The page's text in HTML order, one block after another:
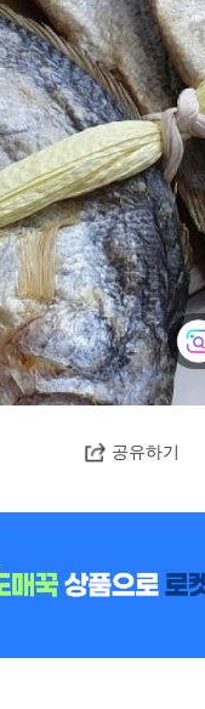
공유하기